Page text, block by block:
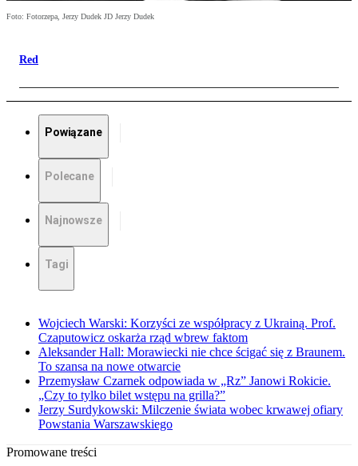
Foto: Fotorzepa, Jerzy Dudek JD Jerzy Dudek
Red
Powiązane
Polecane
Najnowsze
Tagi
Wojciech Warski: Korzyści ze współpracy z Ukrainą. Prof.
Czaputowicz oskarża rząd wbrew faktom
Aleksander Hall: Morawiecki nie chce ścigać się z Braunem.
To szansa na nowe otwarcie
Przemysław Czarnek odpowiada w „Rz” Janowi Rokicie.
„Czy to tylko bilet wstępu na grilla?”
Jerzy Surdykowski: Milczenie świata wobec krwawej ofiary
Powstania Warszawskiego
Promowane treści